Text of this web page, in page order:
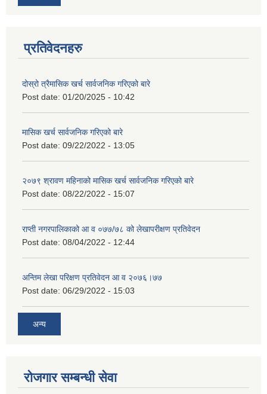
प्रतिवेदनहरु
दोस्रो त्रैमासिक खर्च सार्वजनिक गरिएको बारे
Post date: 01/20/2025 - 10:42
मासिक खर्च सार्वजनिक गरिएको बारे
Post date: 09/22/2022 - 13:05
२०७९ श्रावण महिनाको मासिक खर्च सार्वजनिक गरिएको बारे
Post date: 08/22/2022 - 15:07
राप्ती नगरपालिकाको आ व ०७७/७८ को लेखापरीक्षण प्रतिवेदन
Post date: 08/04/2022 - 12:44
अन्तिम लेखा परिक्षण प्रतिवेदन आ व २०७६।७७
Post date: 06/29/2022 - 15:03
अन्य
रोजगार सम्बन्धी सेवा